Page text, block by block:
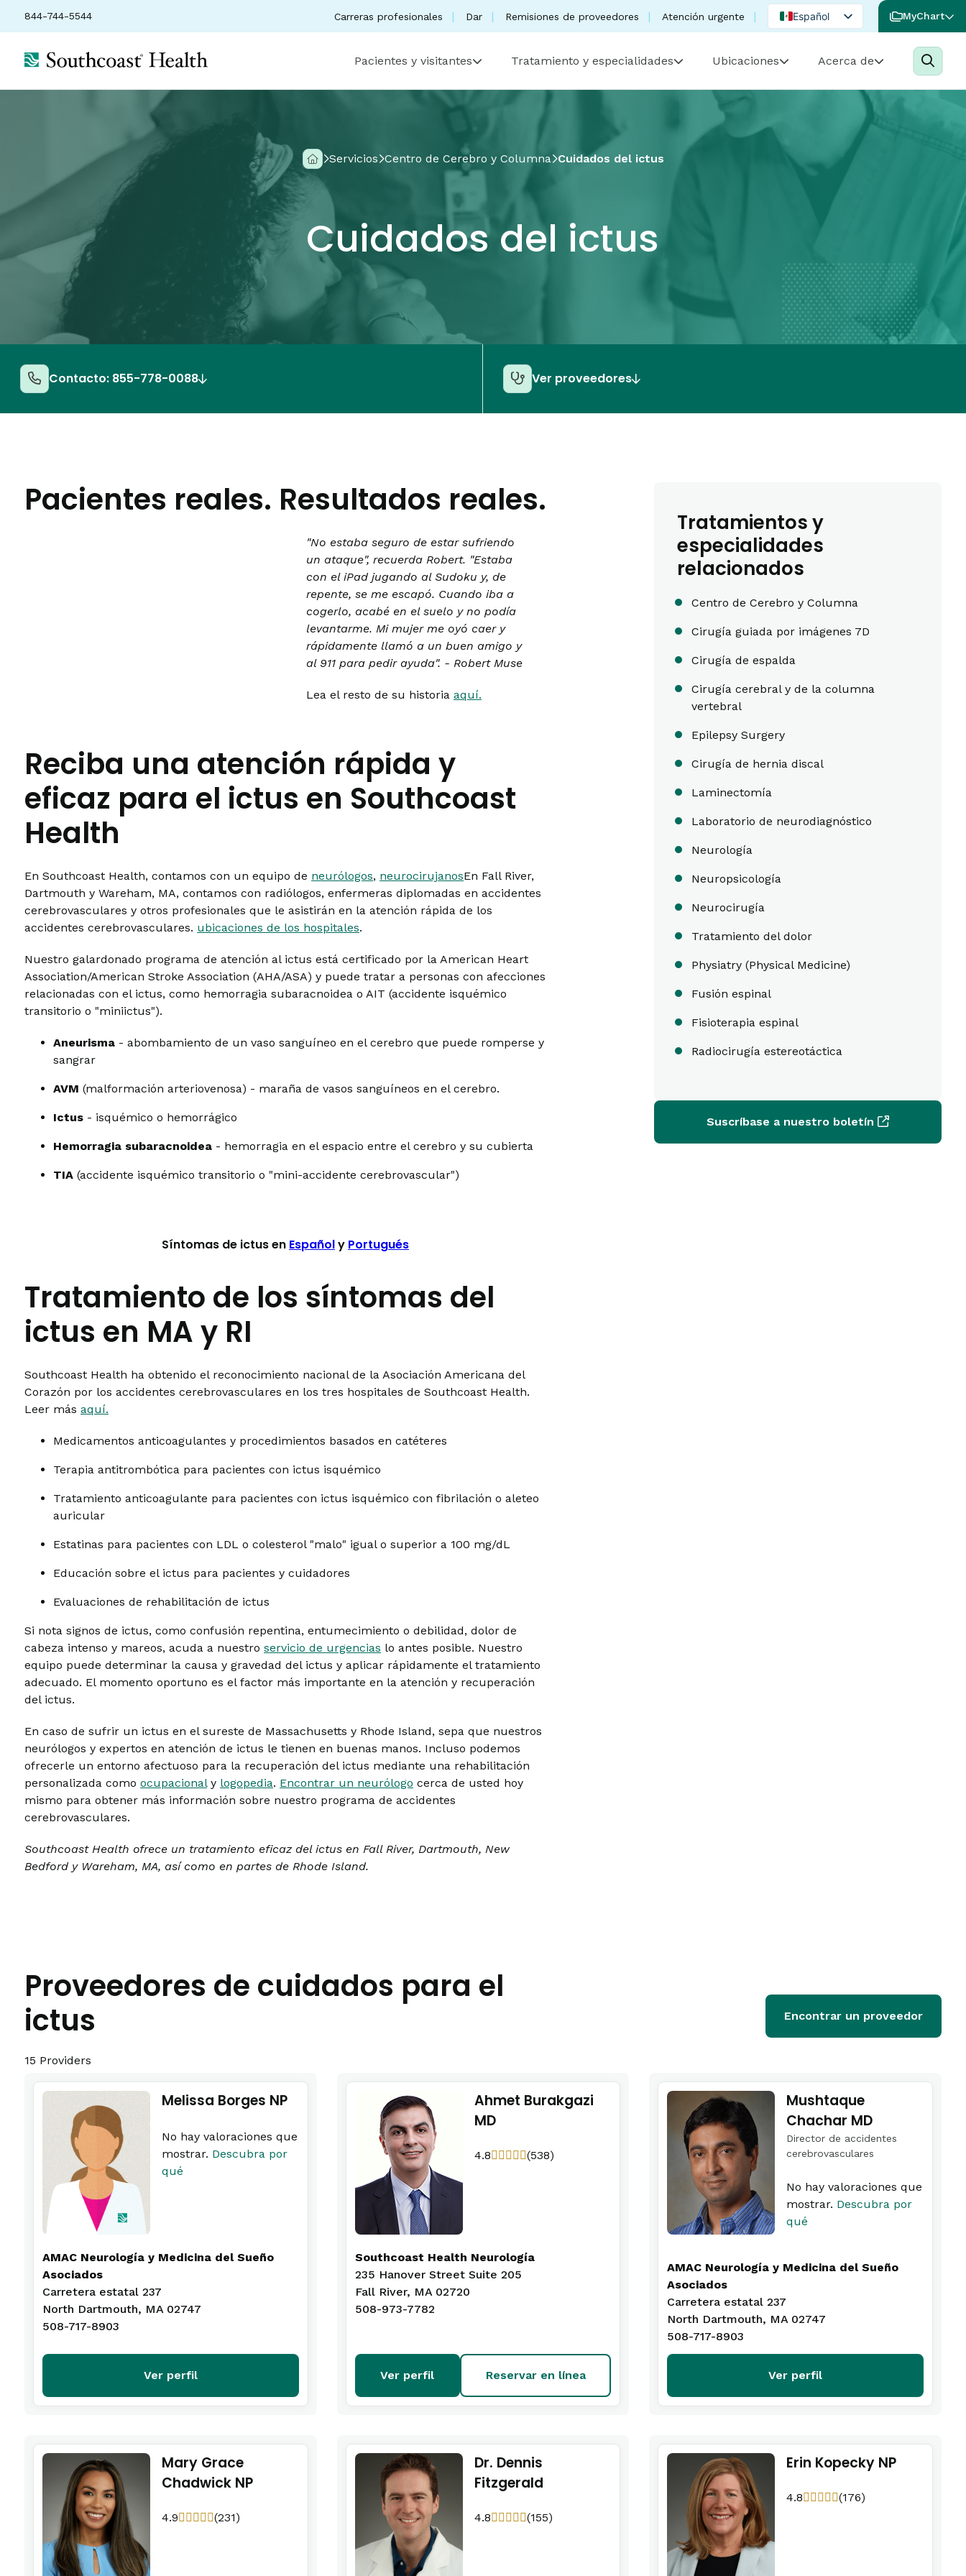
844-744-5544 Carreras profesionales Dar Remisiones de proveedores Atención urgente
Español
Portuguese
MyChart
Pacientes y visitantes Tratamiento y especialidades Ubicaciones Acerca de
Servicios Centro de Cerebro y Columna Cuidados del ictus
Cuidados del ictus
Contacto: 855-778-0088 Ver proveedores
Pacientes reales. Resultados reales.
"No estaba seguro de estar sufriendo
un ataque", recuerda Robert. "Estaba
con el iPad jugando al Sudoku y, de
repente, se me escapó. Cuando iba a
cogerlo, acabé en el suelo y no podía
levantarme. Mi mujer me oyó caer y
rápidamente llamó a un buen amigo y
al 911 para pedir ayuda". - Robert Muse
Lea el resto de su historiaaquí.
Reciba una atención rápida y
eficaz para el ictus en Southcoast
Health
En Southcoast Health, contamos con un equipo de neurólogos, neurocirujanosEn Fall River,
Dartmouth y Wareham, MA, contamos con radiólogos, enfermeras diplomadas en accidentes
cerebrovasculares y otros profesionales que le asistirán en la atención rápida de los
accidentes cerebrovasculares. ubicaciones de los hospitales.
Nuestro galardonado programa de atención al ictus está certificado por la American Heart
Association/American Stroke Association (AHA/ASA) y puede tratar a personas con afecciones
relacionadas con el ictus, como hemorragia subaracnoidea o AIT (accidente isquémico
transitorio o "miniictus").
Aneurisma - abombamiento de un vaso sanguíneo en el cerebro que puede romperse y
sangrar
AVM (malformación arteriovenosa) - maraña de vasos sanguíneos en el cerebro.
Ictus - isquémico o hemorrágico
Hemorragia subaracnoidea - hemorragia en el espacio entre el cerebro y su cubierta
TIA (accidente isquémico transitorio o "mini-accidente cerebrovascular")
Síntomas de ictus en Españoly Portugués
Tratamiento de los síntomas del
ictus en MA y RI
Southcoast Health ha obtenido el reconocimiento nacional de la Asociación Americana del
Corazón por los accidentes cerebrovasculares en los tres hospitales de Southcoast Health.
Leer más aquí.
Medicamentos anticoagulantes y procedimientos basados en catéteres
Terapia antitrombótica para pacientes con ictus isquémico
Tratamiento anticoagulante para pacientes con ictus isquémico con fibrilación o aleteo
auricular
Estatinas para pacientes con LDL o colesterol "malo" igual o superior a 100 mg/dL
Educación sobre el ictus para pacientes y cuidadores
Evaluaciones de rehabilitación de ictus
Si nota signos de ictus, como confusión repentina, entumecimiento o debilidad, dolor de
cabeza intenso y mareos, acuda a nuestro servicio de urgencias lo antes posible. Nuestro
equipo puede determinar la causa y gravedad del ictus y aplicar rápidamente el tratamiento
adecuado. El momento oportuno es el factor más importante en la atención y recuperación
del ictus.
En caso de sufrir un ictus en el sureste de Massachusetts y Rhode Island, sepa que nuestros
neurólogos y expertos en atención de ictus le tienen en buenas manos. Incluso podemos
ofrecerle un entorno afectuoso para la recuperación del ictus mediante una rehabilitación
personalizada como ocupacionaly logopedia. Encontrar un neurólogo cerca de usted hoy
mismo para obtener más información sobre nuestro programa de accidentes
cerebrovasculares.
Southcoast Health ofrece un tratamiento eficaz del ictus en Fall River, Dartmouth, New
Bedford y Wareham, MA, así como en partes de Rhode Island.
Tratamientos y
especialidades
relacionados
Centro de Cerebro y Columna
Cirugía guiada por imágenes 7D
Cirugía de espalda
Cirugía cerebral y de la columna
vertebral
Epilepsy Surgery
Cirugía de hernia discal
Laminectomía
Laboratorio de neurodiagnóstico
Neurología
Neuropsicología
Neurocirugía
Tratamiento del dolor
Physiatry (Physical Medicine)
Fusión espinal
Fisioterapia espinal
Radiocirugía estereotáctica
Suscríbase a nuestro boletín
Proveedores de cuidados para el
ictus
Encontrar un proveedor
15 Providers
Melissa Borges NP
No hay valoraciones que
mostrar. Descubra por
qué
AMAC Neurología y Medicina del Sueño
Asociados
Carretera estatal 237
North Dartmouth, MA 02747
508-717-8903
Ver perfil
Ahmet Burakgazi
MD
4.8 (538)
Southcoast Health Neurología
235 Hanover Street Suite 205
Fall River, MA 02720
508-973-7782
Ver perfil Reservar en línea
Mushtaque
Chachar MD
Director de accidentes
cerebrovasculares
No hay valoraciones que
mostrar. Descubra por
qué
AMAC Neurología y Medicina del Sueño
Asociados
Carretera estatal 237
North Dartmouth, MA 02747
508-717-8903
Ver perfil
Mary Grace
Chadwick NP
4.9 (231)
Dr. Dennis
Fitzgerald
4.8 (155)
Erin Kopecky NP
4.8 (176)